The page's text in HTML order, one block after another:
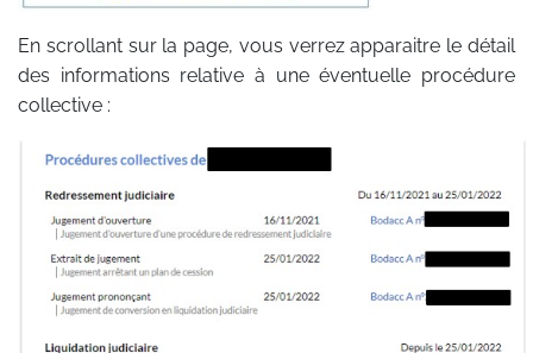
En scrollant sur la page, vous verrez apparaitre le détail
des informations relative à une éventuelle procédure
collective :